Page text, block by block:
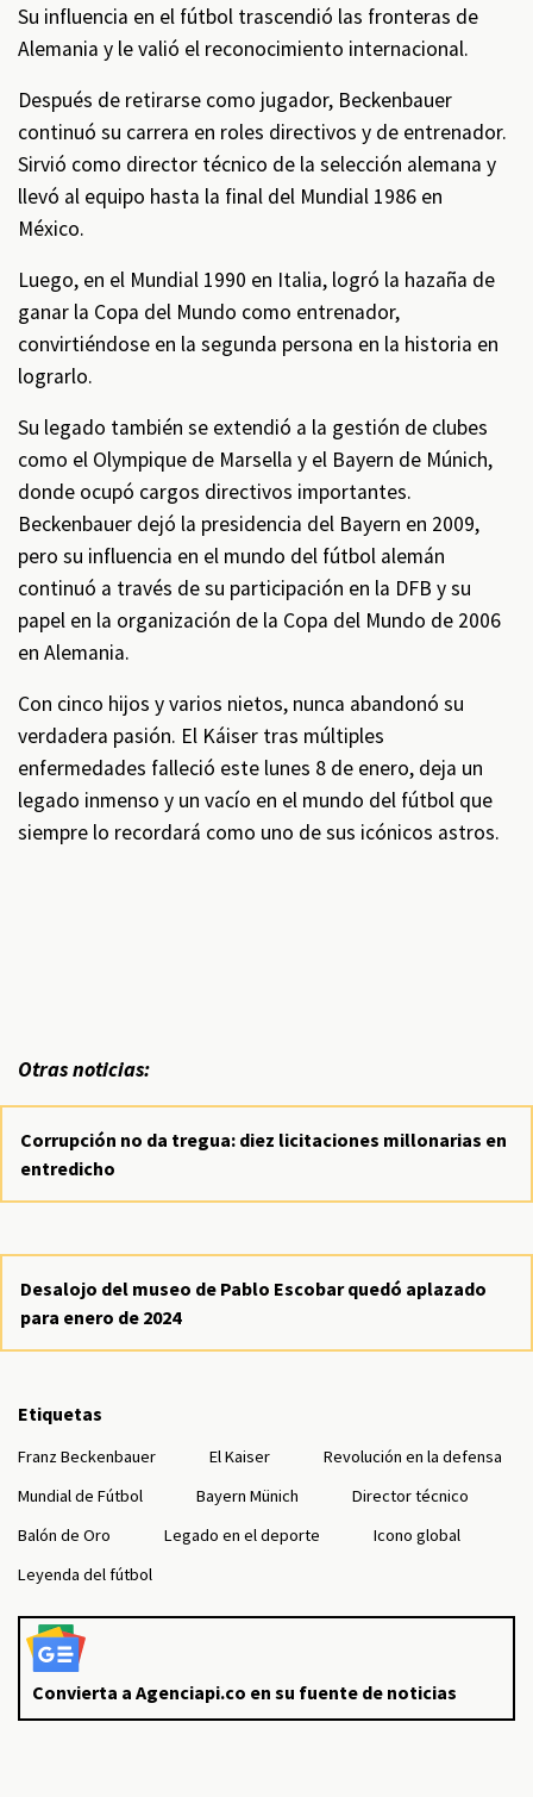
Su influencia en el fútbol trascendió las fronteras de
Alemania y le valió el reconocimiento internacional.
Después de retirarse como jugador, Beckenbauer
continuó su carrera en roles directivos y de entrenador.
Sirvió como director técnico de la selección alemana y
llevó al equipo hasta la final del Mundial 1986 en
México.
Luego, en el Mundial 1990 en Italia, logró la hazaña de
ganar la Copa del Mundo como entrenador,
convirtiéndose en la segunda persona en la historia en
lograrlo.
Su legado también se extendió a la gestión de clubes
como el Olympique de Marsella y el Bayern de Múnich,
donde ocupó cargos directivos importantes.
Beckenbauer dejó la presidencia del Bayern en 2009,
pero su influencia en el mundo del fútbol alemán
continuó a través de su participación en la DFB y su
papel en la organización de la Copa del Mundo de 2006
en Alemania.
Con cinco hijos y varios nietos, nunca abandonó su
verdadera pasión. El Káiser tras múltiples
enfermedades falleció este lunes 8 de enero, deja un
legado inmenso y un vacío en el mundo del fútbol que
siempre lo recordará como uno de sus icónicos astros.
Otras noticias:
Corrupción no da tregua: diez licitaciones millonarias en
entredicho
Desalojo del museo de Pablo Escobar quedó aplazado
para enero de 2024
Etiquetas
Franz Beckenbauer El Kaiser
Revolución en la defensa
Mundial de Fútbol
Bayern Münich
Director técnico
Balón de Oro
Legado en el deporte
Icono global
Leyenda del fútbol
Convierta a Agenciapi.co en su fuente de noticias